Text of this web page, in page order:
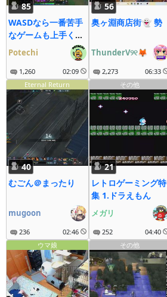
85
WASDなら一番苦手
なゲームも上手くな
る説
Potechi
1,260 02:09
56
奥ヶ淵商店街👻 勢
ThunderV୨୧🦊
2,273 06:33
Eternal Return
40
むごん＠まったり
mugoon
236 02:46
その他
21
レトロゲーミング特
集 1.ドラえもん
メガリ
252 04:40
ウマ娘
その他